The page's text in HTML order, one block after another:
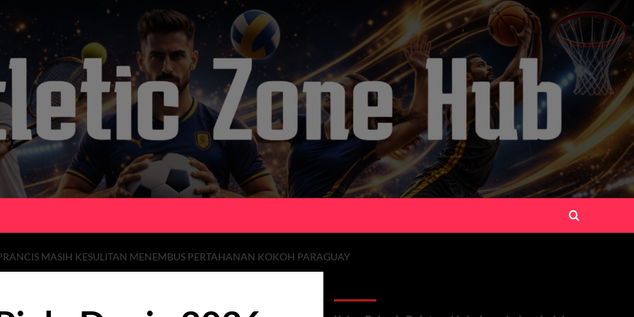
MASIH KESULITAN MENEMBUS PERTAHANAN KOKOH PARAGUAY